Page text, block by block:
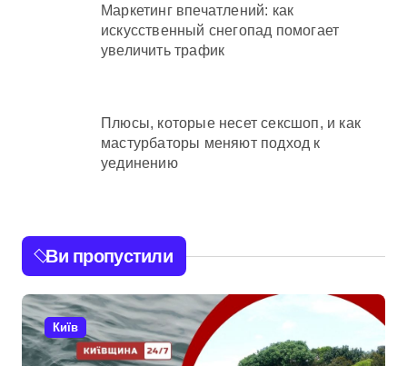
Маркетинг впечатлений: как
искусственный снегопад помогает
увеличить трафик
Плюсы, которые несет сексшоп, и как
мастурбаторы меняют подход к
уединению
Ви пропустили
Київ